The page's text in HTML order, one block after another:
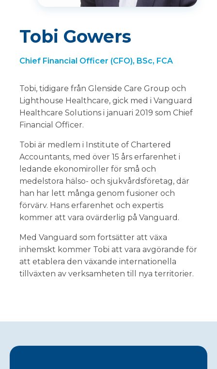
Tobi Gowers
Chief Financial Officer (CFO), BSc, FCA
Tobi, tidigare från Glenside Care Group och
Lighthouse Healthcare, gick med i Vanguard
Healthcare Solutions i januari 2019 som Chief
Financial Officer.
Tobi är medlem i Institute of Chartered
Accountants, med över 15 års erfarenhet i
ledande ekonomiroller för små och
medelstora hälso- och sjukvårdsföretag, där
han har lett många genom fusioner och
förvärv. Hans erfarenhet och expertis
kommer att vara ovärderlig på Vanguard.
Med Vanguard som fortsätter att växa
inhemskt kommer Tobi att vara avgörande för
att etablera den växande internationella
tillväxten av verksamheten till nya territorier.